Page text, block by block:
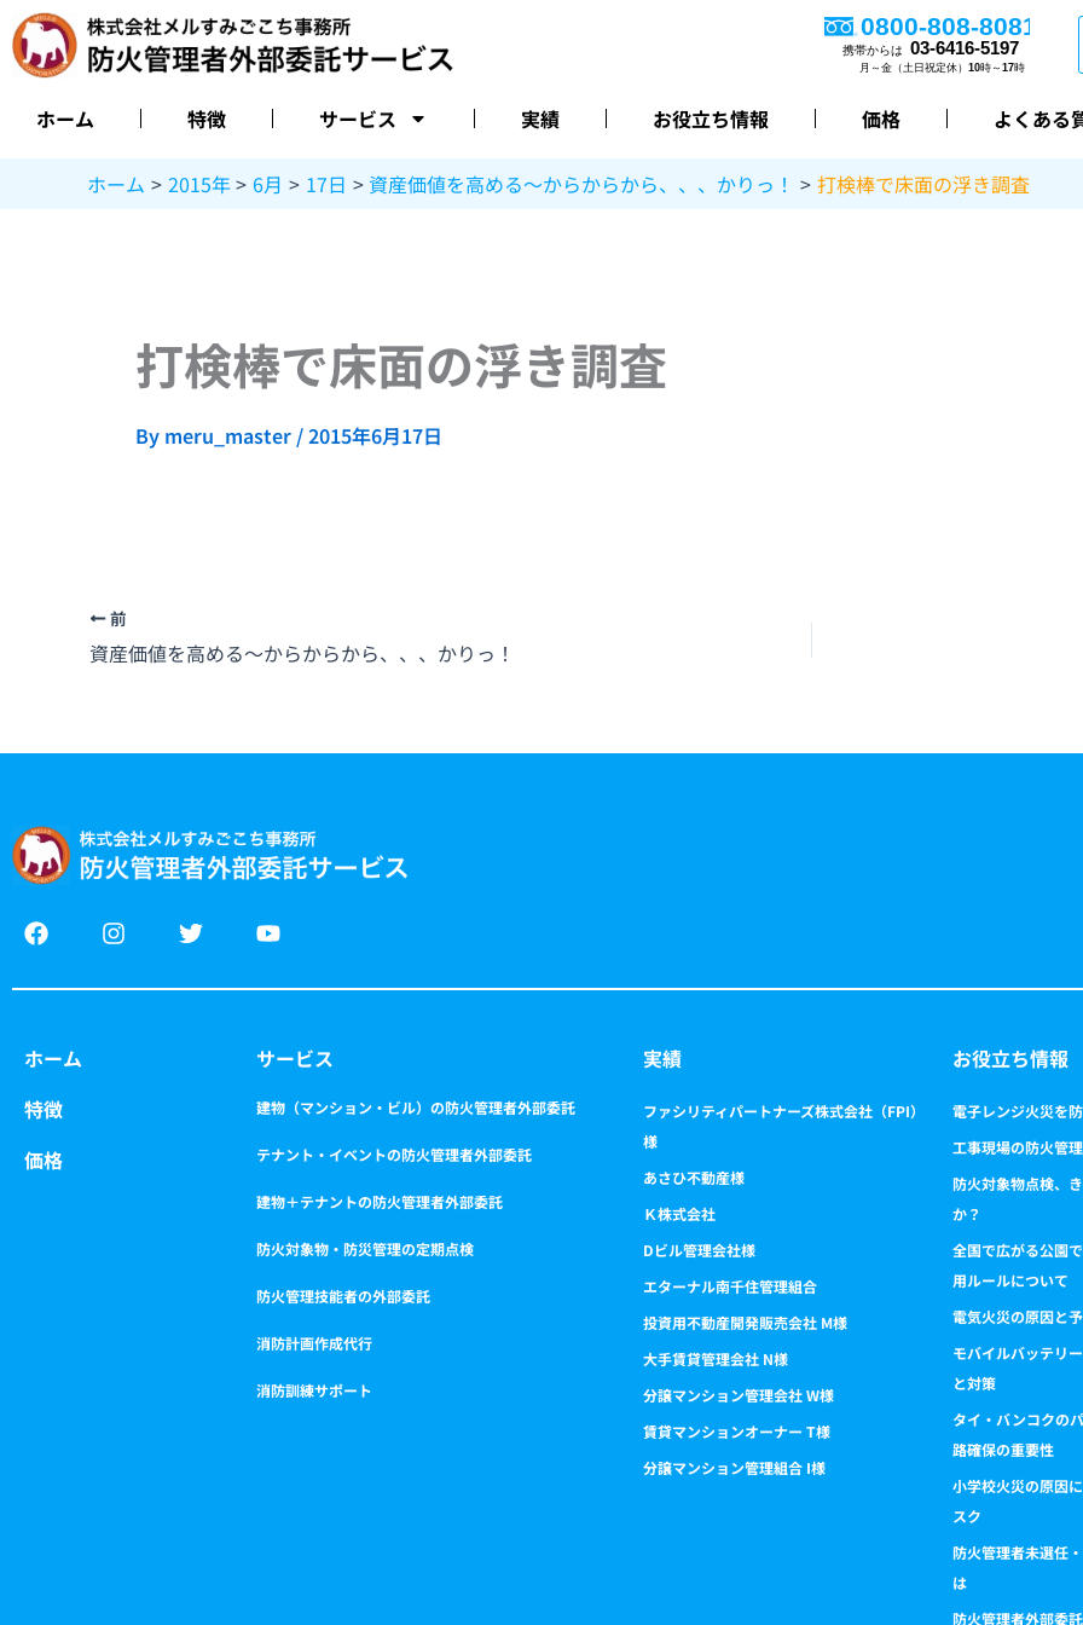
容
を
ホーム 特徴 サービス 実績 お役立ち情報 価格 よくある
ホーム 2015年 6月 17日 資産価値を高める～からからから、、、かりっ！ 打検棒で床面の浮き調査
打検棒で床面の浮き調査
By meru_master /2015年6月17日
前
資産価値を高める～からからから、、、かりっ！
F
a
e
o
I
n
t
T
w
t
Y
o
t
e
ホーム
特徴
価格
サービス
建物（マンション・ビル）の防火管理者外部委託
テナント・イベントの防火管理者外部委託
建物＋テナントの防火管理者外部委託
防火対象物・防災管理の定期点検
防火管理技能者の外部委託
消防計画作成代行
消防訓練サポート
実績
ファシリティパートナーズ株式会社（FPI）
様
あさひ不動産様
Ｋ株式会社
Dビル管理会社様
エターナル南千住管理組合
投資用不動産開発販売会社 M様
大手賃貸管理会社 N様
分譲マンション管理会社 W様
賃貸マンションオーナー T様
分譲マンション管理組合 I様
お役立ち情報
電子レンジ火災を
工事現場の防火管
防火対象物点検、
か？
全国で広がる公園
用ルールについて
電気火災の原因と
モバイルバッテリ
と対策
タイ・バンコクの
路確保の重要性
小学校火災の原因
スク
防火管理者未選任
は
防火管理者外部委